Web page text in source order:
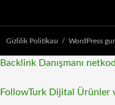
Gizlilik Politikası WordPress
Backlink Danışmanı
FollowTurk Dijital Ürünler